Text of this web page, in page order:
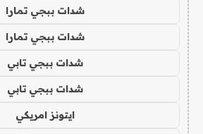
شدات ببجي تمارا
شدات ببجي تمارا
شدات ببجي تابي
شدات ببجي تابي
ايتونز امريكي